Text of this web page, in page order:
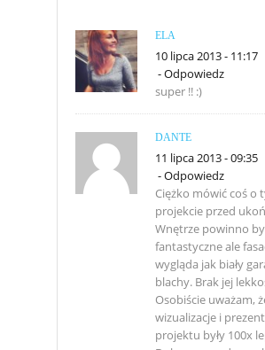
ELA
10 lipca 2013 - 11:17
-Odpowiedz
super !! :)
DANTE
11 lipca 2013 - 09:35
-Odpowiedz
Ciężko mówić coś o
projekcie przed
Wnętrze powinno
fantastyczne ale
wygląda jak biały
blachy. Brak jej
Osobiście uważam,
wizualizacje i
projektu były 100x